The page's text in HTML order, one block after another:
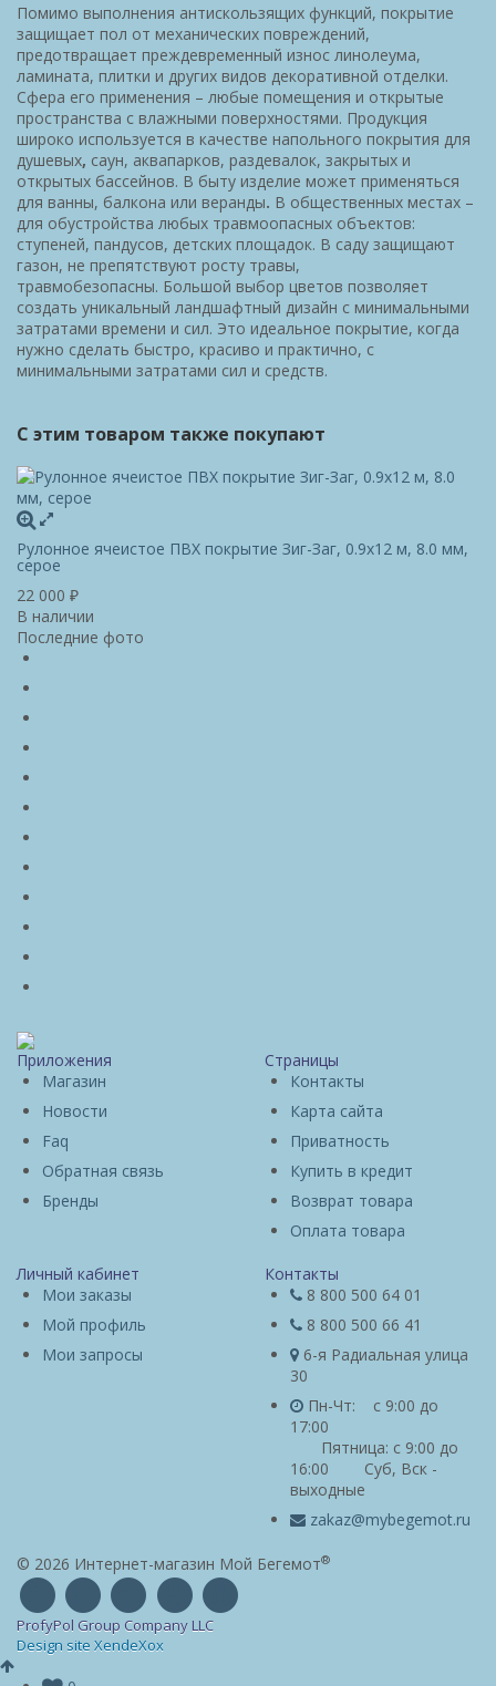
Помимо выполнения антискользящих функций, покрытие
защищает пол от механических повреждений,
предотвращает преждевременный износ линолеума,
ламината, плитки и других видов декоративной отделки.
Сфера его применения – любые помещения и открытые
пространства с влажными поверхностями. Продукция
широко используется в качестве напольного покрытия для
душевых, саун, аквапарков, раздевалок, закрытых и
открытых бассейнов. В быту изделие может применяться
для ванны, балкона или веранды. В общественных местах –
для обустройства любых травмоопасных объектов:
ступеней, пандусов, детских площадок. В саду защищают
газон, не препятствуют росту травы,
травмобезопасны. Большой выбор цветов позволяет
создать уникальный ландшафтный дизайн с минимальными
затратами времени и сил. Это идеальное покрытие, когда
нужно сделать быстро, красиво и практично, с
минимальными затратами сил и средств.
С этим товаром также покупают
Рулонное ячеистое ПВХ покрытие Зиг-Заг, 0.9x12 м, 8.0 мм,
серое
22 000 ₽
В наличии
Последние фото
Приложения
Магазин
Новости
Faq
Обратная связь
Бренды
Страницы
Контакты
Карта сайта
Приватность
Купить в кредит
Возврат товара
Оплата товара
Личный кабинет
Мои заказы
Мой профиль
Мои запросы
Контакты
8 800 500 64 01
8 800 500 66 41
6-я Радиальная улица
30
Пн-Чт: с 9:00 до
17:00
Пятница: с 9:00 до
16:00 Суб, Вск -
выходные
zakaz@mybegemot.ru
© 2026 Интернет-магазин Мой Бегемот®
ProfyPol Group Company LLC
Design site XendeXox